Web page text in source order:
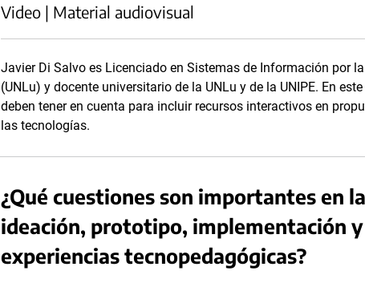
Video | Material audiovisual
Javier Di Salvo es Licenciado en Sistemas de Información por
(UNLu) y docente universitario de la UNLu y de la UNIPE. En
deben tener en cuenta para incluir recursos interactivos en
las tecnologías.
¿Qué cuestiones son importantes en
ideación, prototipo, implementación
experiencias tecnopedagógicas?